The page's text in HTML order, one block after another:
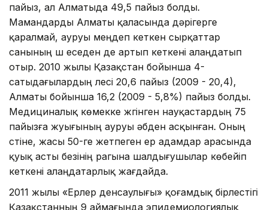
пайыз, ал Алматыда 49,5 пайыз болды.
Мамандарды Алматы қаласында дәрігерге
қаралмай, ауруы меңдеп кеткен сырқаттар
санының үш еседен де артып кеткені алаңдатып
отыр. 2010 жылы Қазақстан бойынша 4-
сатыдағылардың үлесі 20,6 пайыз (2009 - 20,4),
Алматы бойынша 16,2 (2009 - 5,8%) пайыз болды.
Медициналық көмекке жүгінген науқастардың 75
пайызға жуығының ауруы әбден асқынған. Оның
үстіне, жасы 50-ге жетпеген ер адамдар арасында
қуық асты безінің рагына шалдығушылар көбейіп
кеткені алаңдатарлық жағдайда.
2011 жылы «Ерлер денсаулығы» қоғамдық бірлестігі
Қазақстанның 9 аймағында эпидемиологиялық